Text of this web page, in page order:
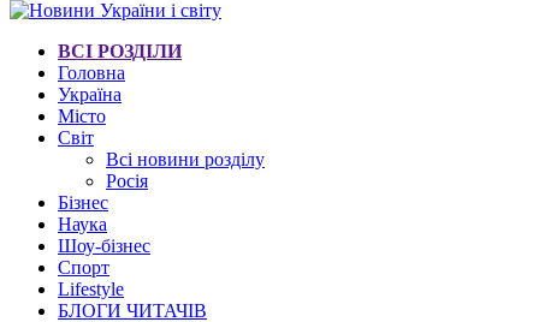
ВСІ РОЗДІЛИ
Головна
Україна
Місто
Світ
Всі новини розділу
Росія
Бізнес
Наука
Шоу-бізнес
Спорт
Lifestyle
БЛОГИ ЧИТАЧІВ